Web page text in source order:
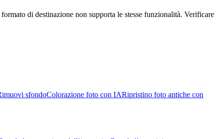
di destinazione non supporta le stesse funzionalità. Verificare
sfondoColorazione foto con IARipristino foto antiche con